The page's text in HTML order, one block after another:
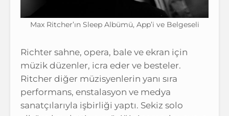
Max Ritcher’ın Sleep Albümü, App’i ve Belgeseli
Richter sahne, opera, bale ve ekran için
müzik düzenler, icra eder ve besteler.
Ritcher diğer müzisyenlerin yanı sıra
performans, enstalasyon ve medya
sanatçılarıyla işbirliği yaptı. Sekiz solo